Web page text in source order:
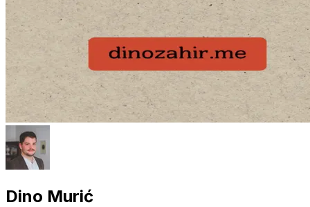
Dino Murić